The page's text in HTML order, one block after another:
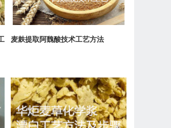
麦麸提取阿魏酸技术工艺方法